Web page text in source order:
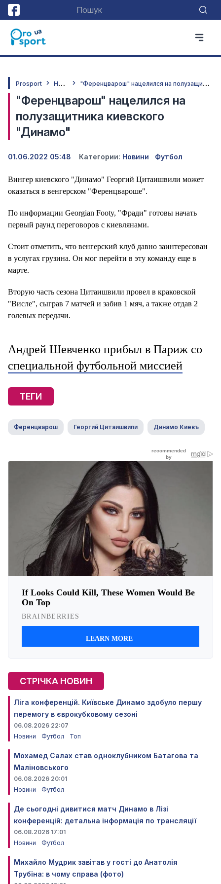
Prosport Н
овини "
Ференцварош" нацелился на полузащитника киевского "Динамо"
"Ференцварош" нацелился на
полузащитника киевского
"Динамо"
01.06.2022 05:48 Категории: Новини Футбол
Вингер киевского "Динамо" Георгий Цитаишвили может
оказаться в венгерском "Ференцвароше".
По информации Georgian Footy, "Фради" готовы начать
первый раунд переговоров с киевлянами.
Стоит отметить, что венгерский клуб давно заинтересован
в услугах грузина. Он мог перейти в эту команду еще в
марте.
Вторую часть сезона Цитаишвили провел в краковской
"Висле", сыграв 7 матчей и забив 1 мяч, а также отдав 2
голевых передачи.
Андрей Шевченко прибыл в Париж со
специальной футбольной миссией
ТЕГИ
Ференцварош Георгий Цитаишвили Динамо Киевъ
СТРІЧКА НОВИН
Ліга конференцій. Київське Динамо здобуло першу
перемогу в єврокубковому сезоні
06.08.2026 22:07
Новини
Футбол Топ
Мохамед Салах став одноклубником Батагова та
Маліновського
06.08.2026 20:01
Новини
Футбол
Де сьогодні дивитися матч Динамо в Лізі
конференцій: детальна інформація по трансляції
06.08.2026 17:01
Новини
Футбол
Михайло Мудрик завітав у гості до Анатолія
Трубіна: в чому справа (фото)